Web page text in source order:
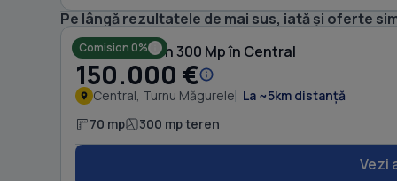
Pe lângă rezultatele de mai sus, iată și oferte
Comision 0%
Casă cu Teren 300 Mp în Central
150.000 €
Central, Turnu Măgurele La ~5km distanță
70 mp 300 mp teren
Vezi